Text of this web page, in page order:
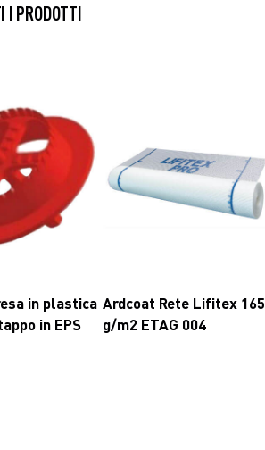
in plastica
in EPS
Ardcoat Rete Lifitex 165
g/m2 ETAG 004